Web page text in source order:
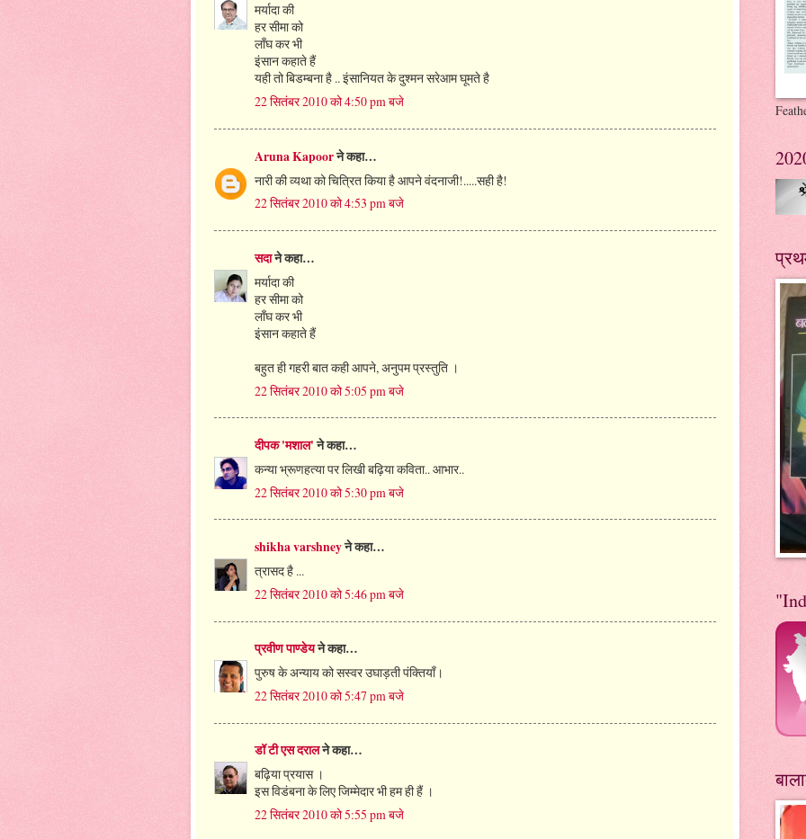
मर्यादा की
हर सीमा को
लाँघ कर भी
इंसान कहाते हैं
यही तो बिडम्बना है .. इंसानियत के दुश्मन सरेआम घूमते है
22 सितंबर 2010 को 4:50 pm बजे
Aruna Kapoorने कहा…
नारी की व्यथा को चित्रित किया है आपने वंदनाजी!.....सही है!
22 सितंबर 2010 को 4:53 pm बजे
सदाने कहा…
मर्यादा की
हर सीमा को
लाँघ कर भी
इंसान कहाते हैं
बहुत ही गहरी बात कही आपने, अनुपम प्रस्‍तुति ।
22 सितंबर 2010 को 5:05 pm बजे
दीपक 'मशाल'ने कहा…
कन्या भ्रूणहत्या पर लिखी बढ़िया कविता.. आभार..
22 सितंबर 2010 को 5:30 pm बजे
shikha varshneyने कहा…
त्रासद है ...
22 सितंबर 2010 को 5:46 pm बजे
प्रवीण पाण्डेयने कहा…
पुरुष के अन्याय को सस्वर उघाड़ती पंक्तियाँ।
22 सितंबर 2010 को 5:47 pm बजे
डॉ टी एस दरालने कहा…
बढ़िया प्रयास ।
इस विडंबना के लिए जिम्मेदार भी हम ही हैं ।
22 सितंबर 2010 को 5:55 pm बजे